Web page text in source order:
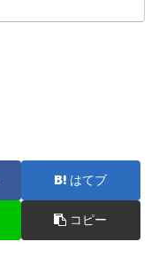
はてブ
コピー